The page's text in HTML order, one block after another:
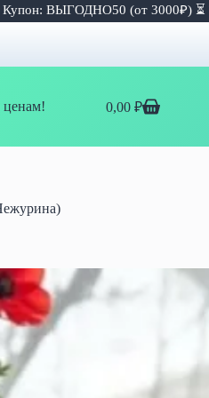
ВЫГОДНО50 (от 3000₽) ⏳
ценам! Корзина
0,00 ₽